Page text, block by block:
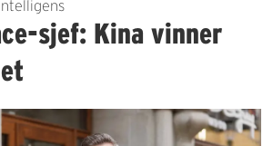
sjef: Kina vinner